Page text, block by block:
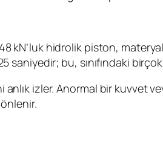
kN’luk hidrolik piston,
bu, sınıfındaki birçok
izler. Anormal bir kuvvet